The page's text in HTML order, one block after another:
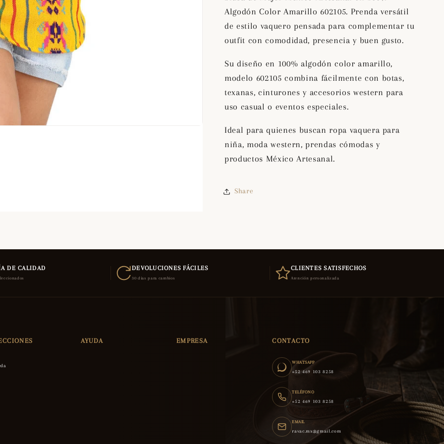
Amarillo
602105
Amarillo
602105
Algodón Color Amarillo 602105. Prenda versátil
de estilo vaquero pensada para complementar tu
outfit con comodidad, presencia y buen gusto.
Su diseño en 100% algodón color amarillo,
modelo 602105 combina fácilmente con botas,
texanas, cinturones y accesorios western para
uso casual o eventos especiales.
Ideal para quienes buscan ropa vaquera para
niña, moda western, prendas cómodas y
productos México Artesanal.
Share
DE CALIDAD DEVOLUCIONES FÁCILES
30 días para cambios
CLIENTES SATISFECHOS
Atención personalizada
AYUDA EMPRESA CONTACTO
WHATSAPP
+52 469 103 8258
TELÉFONO
+52 469 103 8258
EMAIL
ravac.mx@gmail.com